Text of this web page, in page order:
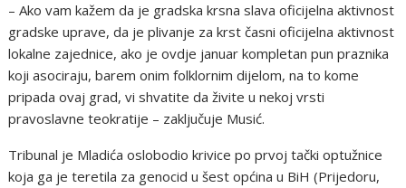
– Ako vam kažem da je gradska krsna slava oficijelna aktivnost
gradske uprave, da je plivanje za krst časni oficijelna aktivnost
lokalne zajednice, ako je ovdje januar kompletan pun praznika
koji asociraju, barem onim folklornim dijelom, na to kome
pripada ovaj grad, vi shvatite da živite u nekoj vrsti
pravoslavne teokratije – zaključuje Musić.
Tribunal je Mladića oslobodio krivice po prvoj tački optužnice
koja ga je teretila za genocid u šest općina u BiH (Prijedoru,